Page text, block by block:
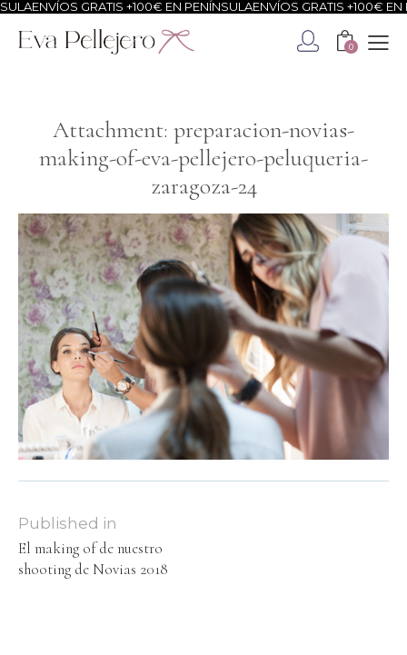
ENVÍOS GRATIS +100€ EN PENÍNSULAENVÍOS GRATIS +100€ EN
0
Attachment: preparacion-novias-
making-of-eva-pellejero-peluqueria-
zaragoza-24
Published in
El making of de nuestro
shooting de Novias 2018